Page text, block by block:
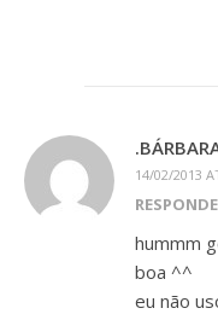
14/02/2013
hummm
boa ^^
eu não